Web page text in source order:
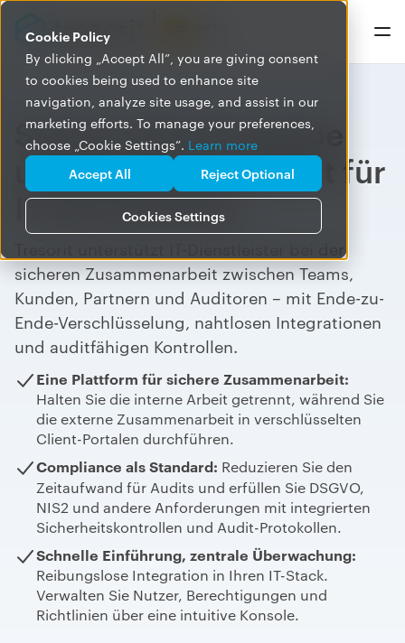
Cookie Policy
By clicking „Accept All”, you are giving consent
to cookies being used to enhance site
navigation, analyze site usage, and assist in our
marketing efforts. To manage your preferences,
choose „Cookie Settings”. Learn more
Cookies Settings
Accept All Reject Optional
Sichere Dateifreigabe
und Zusammenarbeit für
IT-Dienstleister
sicheren Zusammenarbeit zwischen Teams,
Kunden, Partnern und Auditoren – mit Ende-zu-
Ende-Verschlüsselung, nahtlosen Integrationen
und auditfähigen Kontrollen.
Eine Plattform für sichere Zusammenarbeit:
Halten Sie die interne Arbeit getrennt, während Sie
die externe Zusammenarbeit in verschlüsselten
Client-Portalen durchführen.
Compliance als Standard: Reduzieren Sie den
Zeitaufwand für Audits und erfüllen Sie DSGVO,
NIS2 und andere Anforderungen mit integrierten
Sicherheitskontrollen und Audit-Protokollen.
Schnelle Einführung, zentrale Überwachung:
Reibungslose Integration in Ihren IT-Stack.
Verwalten Sie Nutzer, Berechtigungen und
Richtlinien über eine intuitive Konsole.